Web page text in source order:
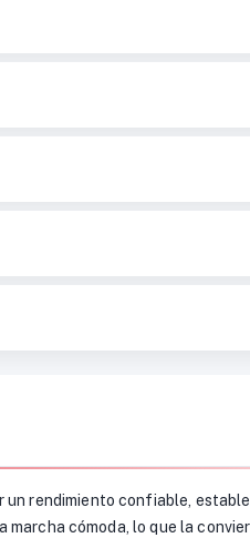
un rendimiento confiable,
marcha cómoda, lo que la